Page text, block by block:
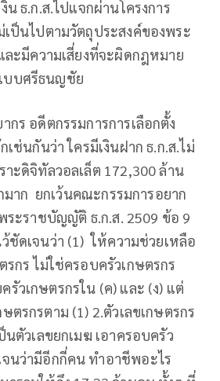
น ธ.ก.ส.ไปแจกผ่านโครงการ
เป็นไปตามวัตถุประสงค์ของพระ
ะมีความเสี่ยงที่จะผิดกฎหมาย
บบศรีธนญชัย
กร อดีตกรรมการการเลือกตั้ง
ช่นกันว่า ใครมีเงินฝาก ธ.ก.ส.ไม่
าะดิจิทัลวอลเล็ต 172,300 ล้าน
มาก ยกเว้นคณะกรรมการอยาก
ระราชบัญญัติ ธ.ก.ส. 2509 ข้อ 9
ชัดเจนว่า (1) ให้ความช่วยเหลือ
รกร ไม่ใช่ครอบครัวเกษตรกร
รัวเกษตรกรใน (ค) และ (ง) แต่
ตรกรตาม (1) 2.ตัวเลขเกษตรกร
นตัวเลขยกเมฆ เอาครอบครัว
จนว่ามีอีกกี่คน ทำอาชีพอะไร